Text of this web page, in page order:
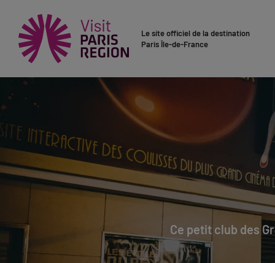
Le site officiel de la destination
Paris Île-de-France
Ce petit club des